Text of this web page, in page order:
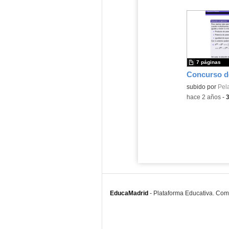
Contenido
subido por
7 páginas
-hace 2 años-
EducaMadrid - Plataforma Educativa.